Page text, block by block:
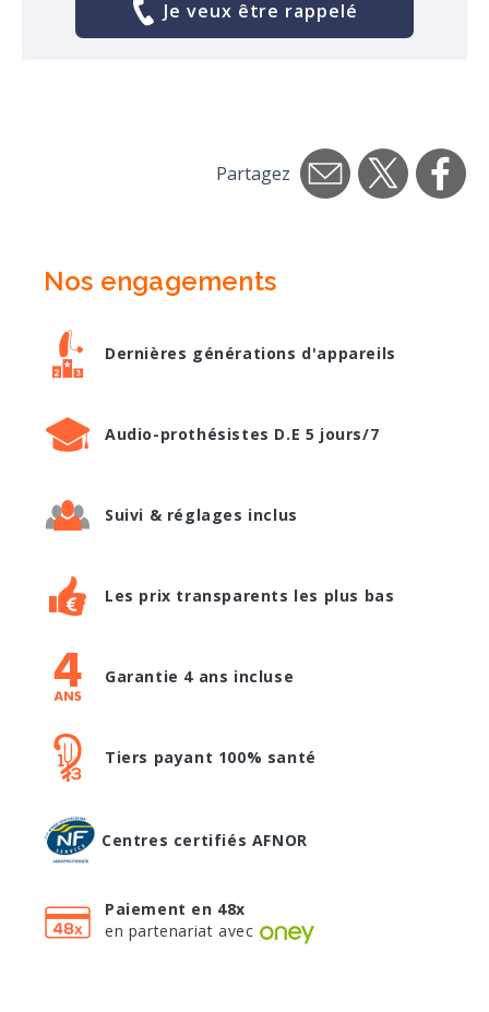
Je veux être rappelé
Partagez
Nos engagements
Dernières générations d'appareils
Audio-prothésistes D.E 5 jours/7
Suivi & réglages inclus
Les prix transparents les plus bas
Garantie 4 ans incluse
Tiers payant 100% santé
Centres certifiés AFNOR
Paiement en 48x
en partenariat avec